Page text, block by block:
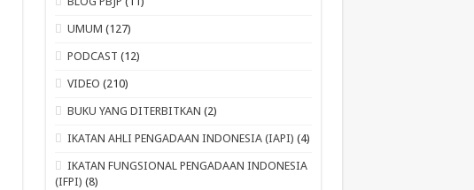
UMUM (127)
PODCAST (12)
VIDEO (210)
BUKU YANG DITERBITKAN (2)
IKATAN AHLI PENGADAAN INDONESIA (IAPI) (4)
IKATAN FUNGSIONAL PENGADAAN INDONESIA
(IFPI) (8)